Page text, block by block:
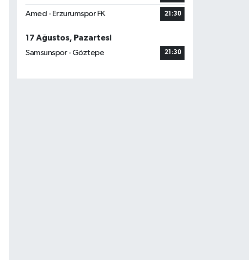
Amed - Erzurumspor FK 21:30
17 Ağustos, Pazartesi
Samsunspor - Göztepe
21:30